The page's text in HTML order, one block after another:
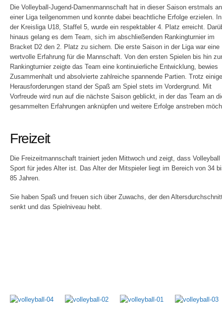
Die Volleyball-Jugend-Damenmannschaft hat in dieser Saison erstmals an
einer Liga teilgenommen und konnte dabei beachtliche Erfolge erzielen. In
der Kreisliga U18, Staffel 5, wurde ein respektabler 4. Platz erreicht.
hinaus gelang es dem Team, sich im abschließenden Rankingturnier im
Bracket D2 den 2. Platz zu sichern. Die erste Saison in der Liga war eine
wertvolle Erfahrung für die Mannschaft. Von den ersten Spielen bis hin
Rankingturnier zeigte das Team eine kontinuierliche Entwicklung, bewies
Zusammenhalt und absolvierte zahlreiche spannende Partien. Trotz
Herausforderungen stand der Spaß am Spiel stets im Vordergrund. Mit
Vorfreude wird nun auf die nächste Saison geblickt, in der das Team an
gesammelten Erfahrungen anknüpfen und weitere Erfolge anstreben
Freizeit
Die Freizeitmannschaft trainiert jeden Mittwoch und zeigt, dass Volleyball
Sport für jedes Alter ist. Das Alter der Mitspieler liegt im Bereich von 34
85 Jahren.
Sie haben Spaß und freuen sich über Zuwachs, der den
senkt und das Spielniveau hebt.